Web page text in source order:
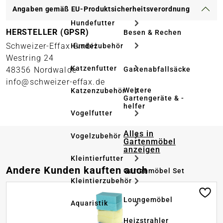
Hundefutter
Hundezubehör
Katzenfutter
Katzenzubehör
Vogelfutter
Vogelzubehör
Kleintierfutter
Kleintierzubehör
Aquaristik
Besen & Rechen
Gartenabfallsäcke
Weitere
Gartengeräte & -
helfer
Alles in
Gartenmöbel
anzeigen
Gartenmöbel Set
Loungemöbel
Heizstrahler
Angaben gemäß EU-Produktsicherheitsverordnung
HERSTELLER (GPSR)
Schweizer-Effax GmbH
Westring 24
48356 Nordwalde
info@schweizer-effax.de
Produktgalerie überspringen
Andere Kunden kauften auch